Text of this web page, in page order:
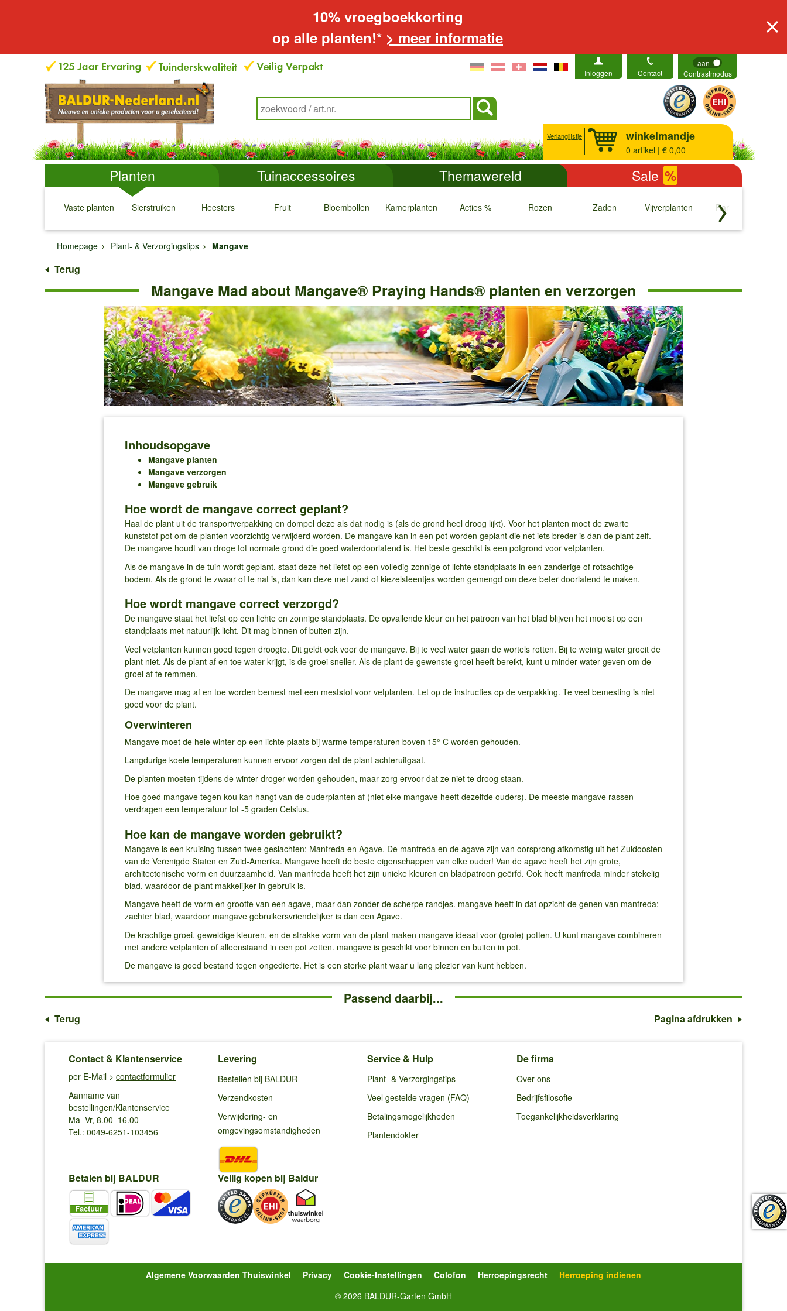
10% vroegboekkorting
op alle planten!* > meer informatie
Inloggen Contact
aan
Contrastmodus
Verlanglijstje winkelmandje
0 artikel | € 0,00
Planten Tuinaccessoires Themawereld Sale %
Vaste planten
↓
Sierstruiken
↓
Heesters
↓
Fruit
↓
Bloembollen
↓
Kamerplanten
↓
Acties %
↓
Rozen
↓
Zaden
↓
Vijverplanten
↓
Rariteiten
↓
Homepage
Plant- & Verzorgingstips Mangave
Terug
Mangave Mad about Mangave® Praying Hands® planten en verzorgen
Inhoudsopgave
Mangave planten
Mangave verzorgen
Mangave gebruik
Hoe wordt de mangave correct geplant?
Haal de plant uit de transportverpakking en dompel deze als dat nodig is (als de grond heel droog lijkt). Voor het planten moet de zwarte
kunststof pot om de planten voorzichtig verwijderd worden. De mangave kan in een pot worden geplant die net iets breder is dan de plant zelf.
De mangave houdt van droge tot normale grond die goed waterdoorlatend is. Het beste geschikt is een potgrond voor vetplanten.
Als de mangave in de tuin wordt geplant, staat deze het liefst op een volledig zonnige of lichte standplaats in een zanderige of rotsachtige
bodem. Als de grond te zwaar of te nat is, dan kan deze met zand of kiezelsteentjes worden gemengd om deze beter doorlatend te maken.
Hoe wordt mangave correct verzorgd?
De mangave staat het liefst op een lichte en zonnige standplaats. De opvallende kleur en het patroon van het blad blijven het mooist op een
standplaats met natuurlijk licht. Dit mag binnen of buiten zijn.
Veel vetplanten kunnen goed tegen droogte. Dit geldt ook voor de mangave. Bij te veel water gaan de wortels rotten. Bij te weinig water groeit de
plant niet. Als de plant af en toe water krijgt, is de groei sneller. Als de plant de gewenste groei heeft bereikt, kunt u minder water geven om de
groei af te remmen.
De mangave mag af en toe worden bemest met een meststof voor vetplanten. Let op de instructies op de verpakking. Te veel bemesting is niet
goed voor de plant.
Overwinteren
Mangave moet de hele winter op een lichte plaats bij warme temperaturen boven 15° C worden gehouden.
Langdurige koele temperaturen kunnen ervoor zorgen dat de plant achteruitgaat.
De planten moeten tijdens de winter droger worden gehouden, maar zorg ervoor dat ze niet te droog staan.
Hoe goed mangave tegen kou kan hangt van de ouderplanten af (niet elke mangave heeft dezelfde ouders). De meeste mangave rassen
verdragen een temperatuur tot -5 graden Celsius.
Hoe kan de mangave worden gebruikt?
Mangave is een kruising tussen twee geslachten: Manfreda en Agave. De manfreda en de agave zijn van oorsprong afkomstig uit het Zuidoosten
van de Verenigde Staten en Zuid-Amerika. Mangave heeft de beste eigenschappen van elke ouder! Van de agave heeft het zijn grote,
architectonische vorm en duurzaamheid. Van manfreda heeft het zijn unieke kleuren en bladpatroon geërfd. Ook heeft manfreda minder stekelig
blad, waardoor de plant makkelijker in gebruik is.
Mangave heeft de vorm en grootte van een agave, maar dan zonder de scherpe randjes. mangave heeft in dat opzicht de genen van manfreda:
zachter blad, waardoor mangave gebruikersvriendelijker is dan een Agave.
De krachtige groei, geweldige kleuren, en de strakke vorm van de plant maken mangave ideaal voor (grote) potten. U kunt mangave combineren
met andere vetplanten of alleenstaand in een pot zetten. mangave is geschikt voor binnen en buiten in pot.
De mangave is goed bestand tegen ongedierte. Het is een sterke plant waar u lang plezier van kunt hebben.
Passend daarbij...
Terug Pagina afdrukken
Contact & Klantenservice
per E-Mail > contactformulier
Aanname van
bestellingen/Klantenservice
Ma–Vr, 8.00–16.00
Tel.: 0049-6251-103456
Levering
Bestellen bij BALDUR
Verzendkosten
Verwijdering- en
omgevingsomstandigheden
Service & Hulp
Plant- & Verzorgingstips
Veel gestelde vragen (FAQ)
Betalingsmogelijkheden
Plantendokter
De firma
Over ons
Bedrijfsfilosofie
Toegankelijkheidsverklaring
Betalen bij BALDUR Veilig kopen bij Baldur
Algemene Voorwaarden Thuiswinkel Privacy Cookie-Instellingen Colofon Herroepingsrecht
Herroeping indienen
© 2026 BALDUR-Garten GmbH